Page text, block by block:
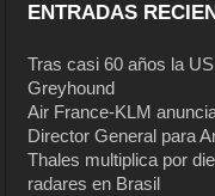
ENTRADAS
Tras casi 60 años la
Greyhound
Air France-KLM
Director General para
Thales multiplica por
radares en Brasil